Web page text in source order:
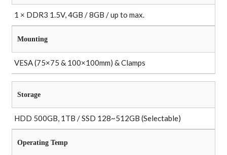
1 × DDR3 1.5V, 4GB / 8GB / up to max.
Mounting
VESA (75×75 & 100×100mm) & Clamps
Storage
HDD 500GB, 1TB / SSD 128~512GB (Selectable)
Operating Temp